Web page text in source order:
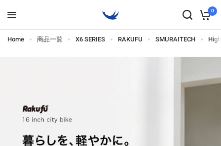
0
Home 商品一覧 X6 SERIES RAKUFU SMURAITECH